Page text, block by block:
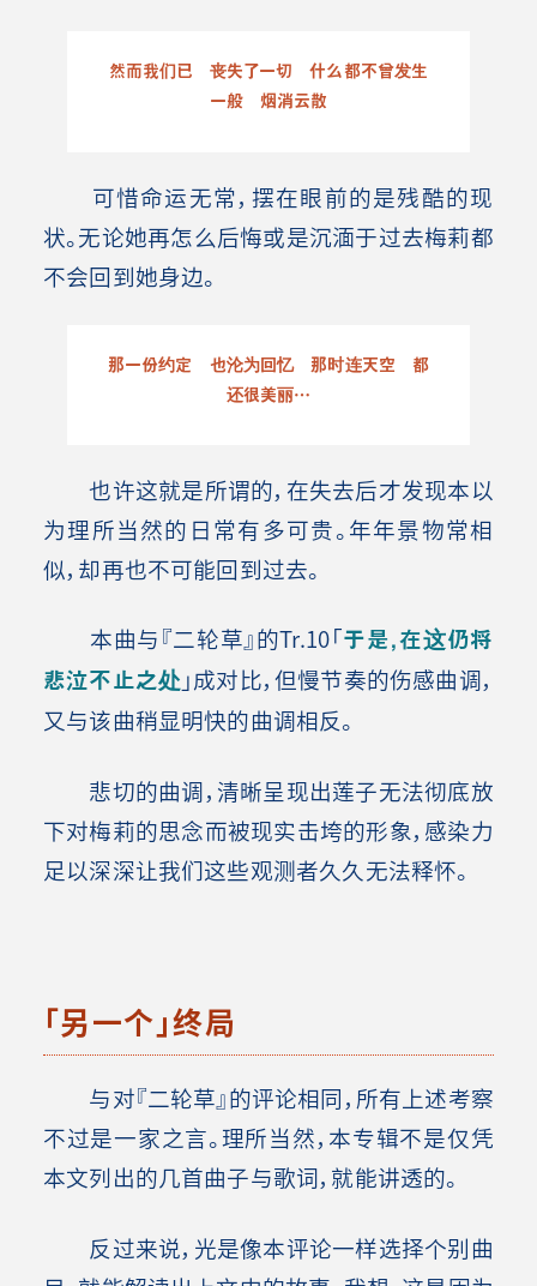
然而我们已 丧失了一切 什么都不曾发生
一般 烟消云散
可惜命运无常，摆在眼前的是残酷的现
状。无论她再怎么后悔或是沉湎于过去梅莉都
不会回到她身边。
那一份约定 也沦为回忆 那时连天空 都
还很美丽…
也许这就是所谓的，在失去后才发现本以
为理所当然的日常有多可贵。年年景物常相
似，却再也不可能回到过去。
本曲与『二轮草』的Tr.10「于是，在这仍将
悲泣不止之处」成对比，但慢节奏的伤感曲调，
又与该曲稍显明快的曲调相反。
悲切的曲调，清晰呈现出莲子无法彻底放
下对梅莉的思念而被现实击垮的形象，感染力
足以深深让我们这些观测者久久无法释怀。
「另一个」终局
与对『二轮草』的评论相同，所有上述考察
不过是一家之言。理所当然，本专辑不是仅凭
本文列出的几首曲子与歌词，就能讲透的。
反过来说，光是像本评论一样选择个别曲